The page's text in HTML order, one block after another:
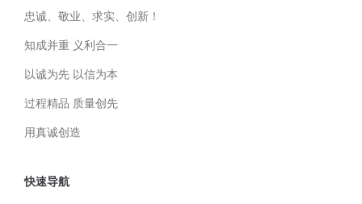
忠诚、敬业、求实、创新！
知成并重 义利合一
以诚为先 以信为本
过程精品 质量创先
用真诚创造
快速导航